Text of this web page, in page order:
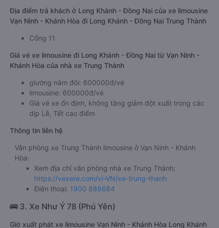
Địa điểm trả khách ở Long Khánh - Đồng Nai của xe limousine
Vạn Ninh - Khánh Hòa đi Long Khánh - Đồng Nai Trung Thành
Cổng 11
Giá vé xe limousine đi Long Khánh - Đồng Nai từ Vạn Ninh -
Khánh Hòa của nhà xe Trung Thành
giường nằm đôi: 600000đ/vé
limousine: 600000đ/vé
Giá vé xe ổn định, không tăng giảm đột xuất trong các
dịp Lễ, Tết cao điểm
Thông tin liên hệ
Văn phòng xe Trung Thành limousine ở Vạn Ninh - Khánh
Hòa:
Xem địa chỉ văn phòng nhà xe Trung Thành:
https://vexere.com/vi-VN/xe-trung-thanh
Điện thoại: 1900 888684
🚌 3. Xe Như Ý 78 (Phú Yên)
Giờ xuất phát xe limousine Vạn Ninh - Khánh Hòa Long Khánh